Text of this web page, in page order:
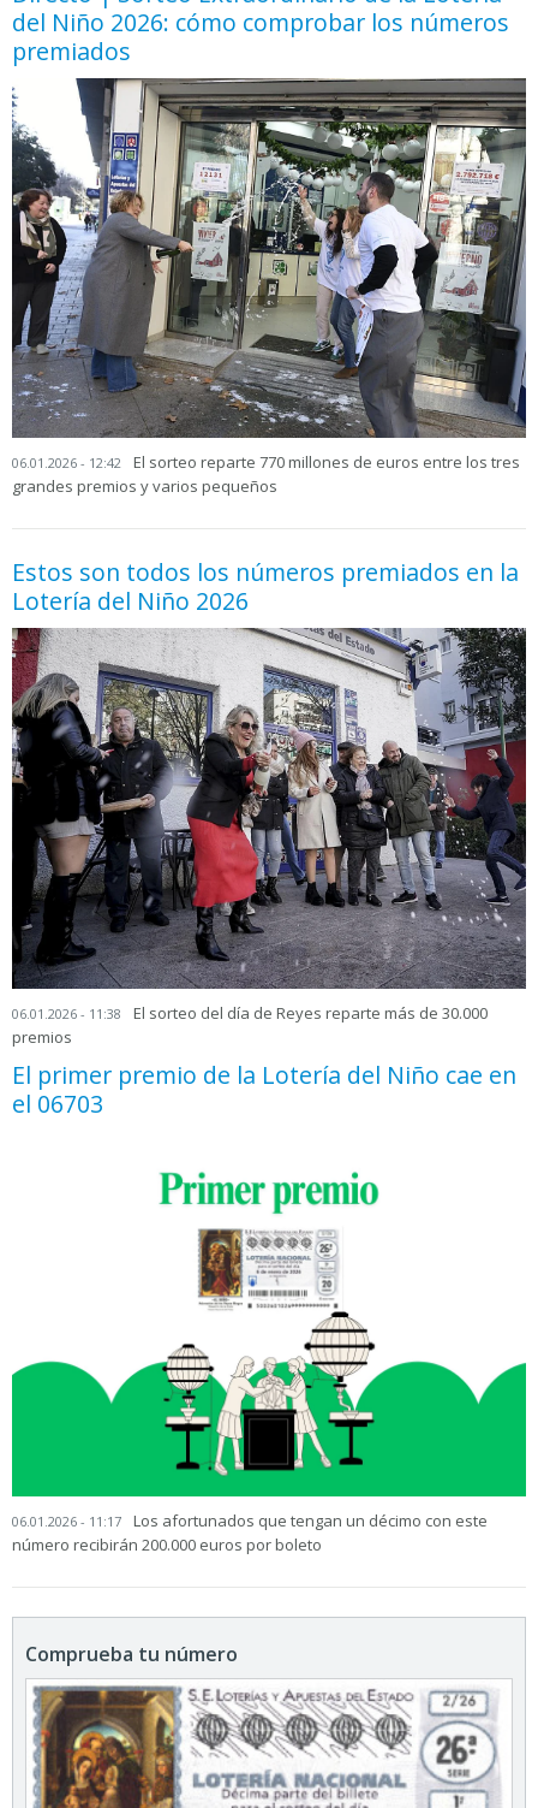
del Niño 2026: cómo comprobar los números
premiados
06.01.2026 - 12:42
El sorteo reparte 770 millones de euros entre los tres
grandes premios y varios pequeños
Estos son todos los números premiados en la
Lotería del Niño 2026
06.01.2026 - 11:38
El sorteo del día de Reyes reparte más de 30.000
premios
El primer premio de la Lotería del Niño cae en
el 06703
06.01.2026 - 11:17
Los afortunados que tengan un décimo con este
número recibirán 200.000 euros por boleto
Comprueba tu número